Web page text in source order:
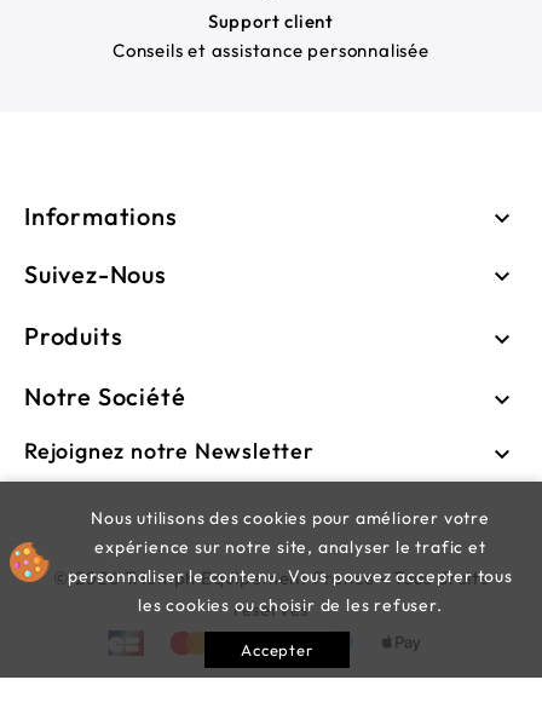
Support client
Conseils et assistance personnalisée
Informations 
Suivez-Nous 
Produits 
Notre Société 
Nous utilisons des cookies pour améliorer votre
expérience sur notre site, analyser le trafic et
personnaliser le contenu. Vous pouvez accepter tous
les cookies ou choisir de les refuser.
Accepter
Rejoignez notre Newsletter 
© 2026 Triumph Equipement France - Tous droits
réservés